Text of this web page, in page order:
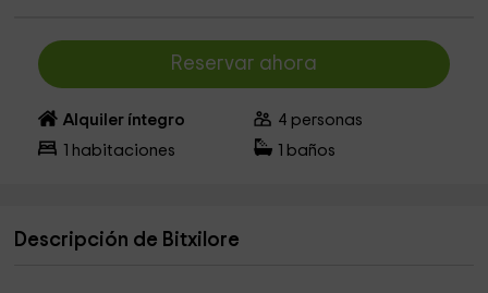
Reservar ahora
Alquiler íntegro 4 personas
habitaciones baños
Descripción de Bitxilore